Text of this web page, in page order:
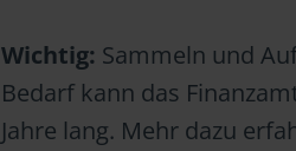
Wichtig: Sammeln und
Bedarf kann das
Jahre lang. Mehr dazu